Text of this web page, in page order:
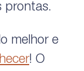
prontas.
melhor e
! O